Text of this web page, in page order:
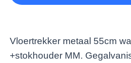
Vloertrekker metaal 55cm
+stokhouder MM.